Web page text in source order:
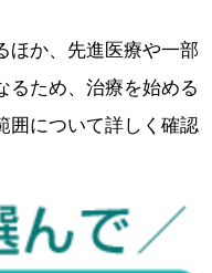
ほか、先進医療や一部
るため、治療を始める
囲について詳しく確認